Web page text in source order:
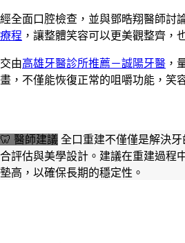
經全面口腔檢查，並與鄧晧翔醫師討
療程 ，讓整體笑容可以更美觀整齊，
交由高雄牙醫診所推薦－誠陽牙醫 ，
畫，不僅能恢復正常的咀嚼功能，笑
🦷 醫師建議 全口重建不僅僅是解決
合評估與美學設計。建議在重建過程
墊高，以確保長期的穩定性。